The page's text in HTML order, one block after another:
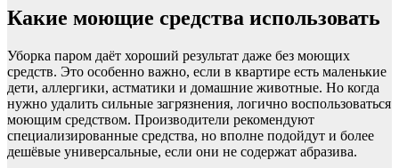
Какие моющие средства использовать
Уборка паром даёт хороший результат даже без моющих
средств. Это особенно важно, если в квартире есть маленькие
дети, аллергики, астматики и домашние животные. Но когда
нужно удалить сильные загрязнения, логично воспользоваться
моющим средством. Производители рекомендуют
специализированные средства, но вполне подойдут и более
дешёвые универсальные, если они не содержат абразива.